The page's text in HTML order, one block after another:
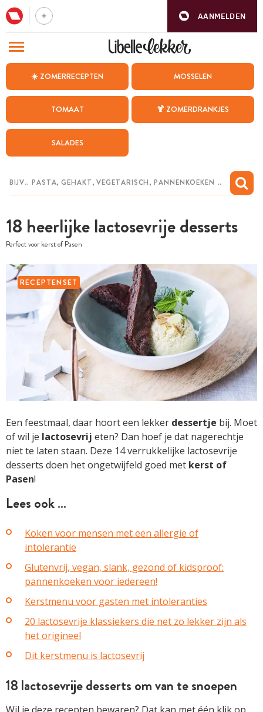
AANMELDEN
☀️ ZOMERRECEPTEN MOSSELEN
TOMAAT 🍹 ZOMERDRANKJES
SALADES
18 heerlijke lactosevrije desserts
Perfect voor kerst of Pasen
RECEPTENSET
Een feestmaal, daar hoort een lekker dessertje bij. Moet
of wil je lactosevrij eten? Dan hoef je dat nagerechtje
niet te laten staan. Deze 14 verrukkelijke lactosevrije
desserts doen het ongetwijfeld goed met kerst of
Pasen!
Lees ook …
Koken voor mensen met een allergie of
intolerantie
Glutenvrij, vegan, slank, gezond of kidsproof:
pannenkoeken voor iedereen!
Kerstmenu voor gasten met intoleranties
20 lactosevrije klassiekers die net zo lekker zijn als
het origineel
Dit kerstmenu is lactosevrij
18 lactosevrije desserts om van te snoepen
BEZOEK ONZE ANDERE WEBSITES
WEEKMENU
CHAT MET MAIA
MIJN BEWAARDE RECEPTEN